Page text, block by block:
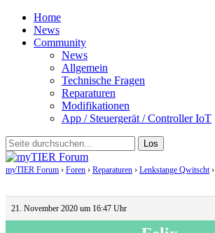
Home
News
Community
News
Allgemein
Technische Fragen
Reparaturen
Modifikationen
App / Steuergerät / Controller IoT
myTIER Forum › Foren › Reparaturen › Lenkstange Qwitscht ›
21. November 2020 um 16:47 Uhr